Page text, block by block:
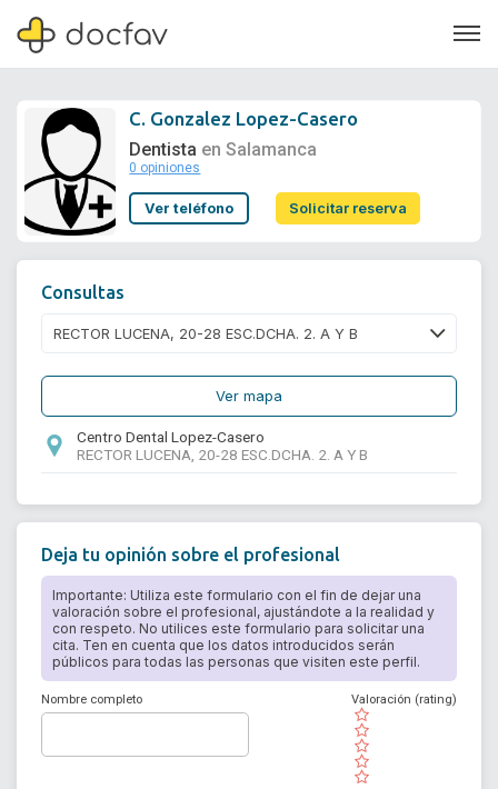
Soporte
C. Gonzalez Lopez-Casero
Dentista en Salamanca
0 opiniones
Ver teléfono Solicitar reserva
Consultas
Ver mapa
Centro Dental Lopez-Casero
RECTOR LUCENA, 20-28 ESC.DCHA. 2. A Y B
Deja tu opinión sobre el profesional
Importante: Utiliza este formulario con el fin de dejar una
valoración sobre el profesional, ajustándote a la realidad y
con respeto. No utilices este formulario para solicitar una
cita. Ten en cuenta que los datos introducidos serán
públicos para todas las personas que visiten este perfil.
Nombre completo
( )
( )
( )
( )
( )
Valoración (rating)